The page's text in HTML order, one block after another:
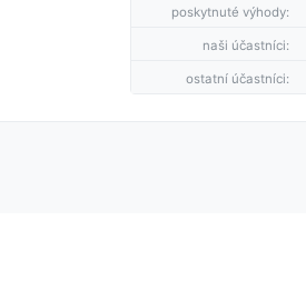
poskytnuté výhody:
naši účastníci:
ostatní účastníci: